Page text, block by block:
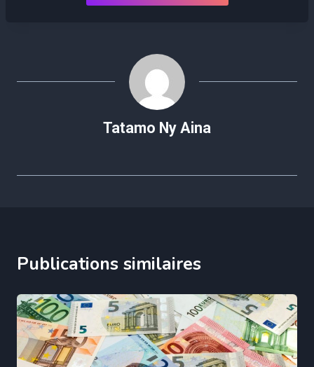
Tatamo Ny Aina
Publications similaires